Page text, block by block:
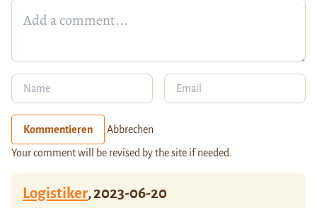
Kommentieren Abbrechen
Your comment will be revised by the site if needed.
Logistiker,2023-06-20